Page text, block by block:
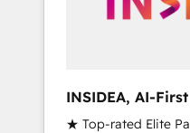
INSIDEA, AI-
Onboarding &
★ Top-rated Elite